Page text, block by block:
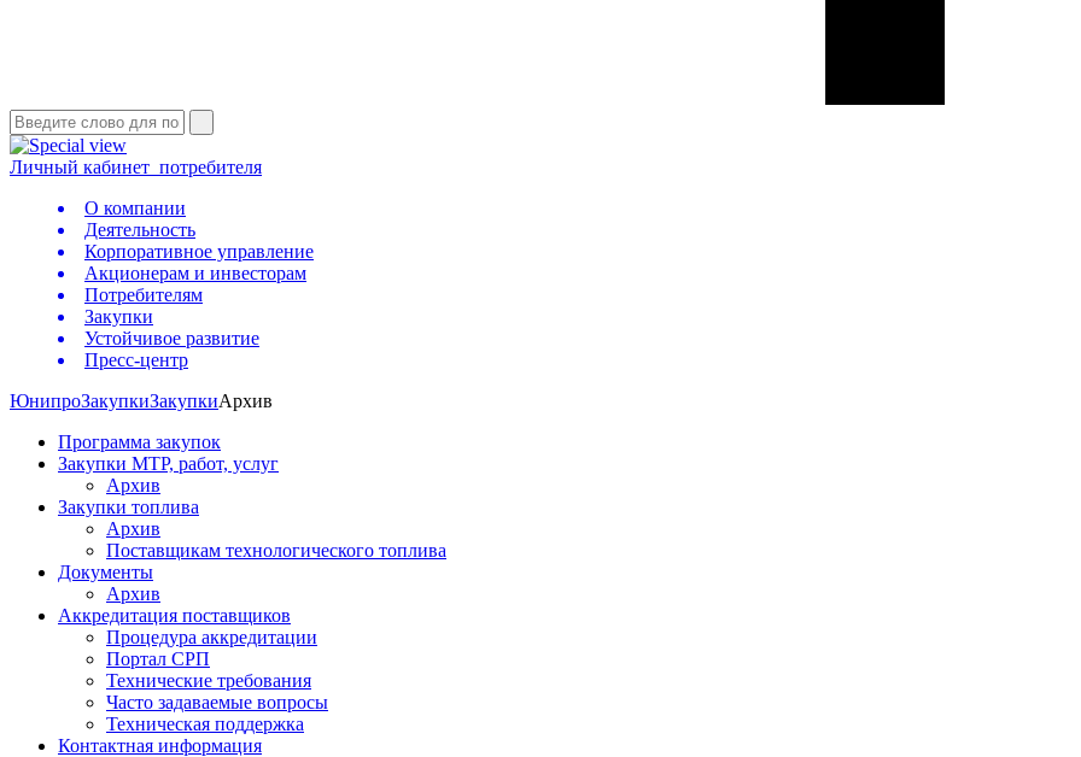
Личный кабинет потребителя
О компании
Деятельность
Корпоративное управление
Акционерам и инвесторам
Потребителям
Закупки
Устойчивое развитие
Пресс-центр
ЮнипроЗакупкиЗакупкиАрхив
Программа закупок
Закупки МТР, работ, услуг
Архив
Закупки топлива
Архив
Поставщикам технологического топлива
Документы
Архив
Аккредитация поставщиков
Процедура аккредитации
Портал СРП
Технические требования
Часто задаваемые вопросы
Техническая поддержка
Контактная информация